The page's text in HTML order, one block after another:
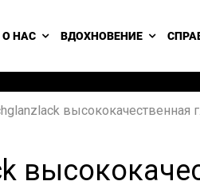
О НАС ВДОХНОВЕНИЕ
высококачественная